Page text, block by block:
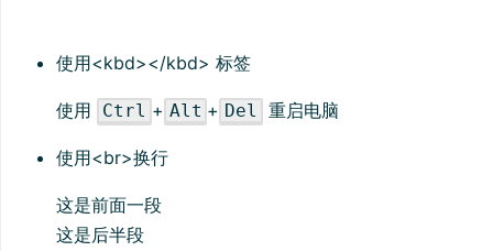
使用<kbd></kbd> 标签
使用 Ctrl + Alt + Del 重启电脑
使用<br>换行
这是前面一段
这是后半段